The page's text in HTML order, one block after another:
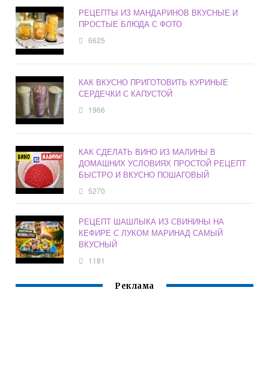
РЕЦЕПТЫ ИЗ МАНДАРИНОВ ВКУСНЫЕ И
ПРОСТЫЕ БЛЮДА С ФОТО
6625
КАК ВКУСНО ПРИГОТОВИТЬ КУРИНЫЕ
СЕРДЕЧКИ С КАПУСТОЙ
1966
КАК СДЕЛАТЬ ВИНО ИЗ МАЛИНЫ В
ДОМАШНИХ УСЛОВИЯХ ПРОСТОЙ РЕЦЕПТ
БЫСТРО И ВКУСНО ПОШАГОВЫЙ
5270
РЕЦЕПТ ШАШЛЫКА ИЗ СВИНИНЫ НА
КЕФИРЕ С ЛУКОМ МАРИНАД САМЫЙ
ВКУСНЫЙ
1181
Реклама